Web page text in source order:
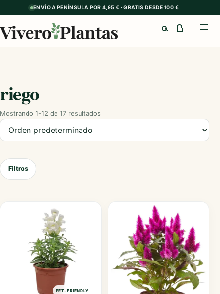
ENVÍO A PENÍNSULA POR 4,95 € · GRATIS DESDE 100 €
riego
Mostrando 1-12 de 17 resultados
Ordenar productos
Filtros
PET-FRIENDLY